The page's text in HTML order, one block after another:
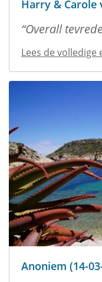
Harry & Carole
Overall
Lees de volledige
Anoniem (14-